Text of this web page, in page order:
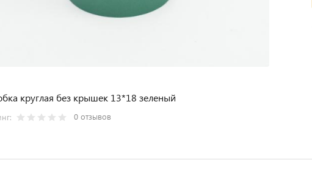
круглая без крышек 13*18 зеленый
0 отзывов